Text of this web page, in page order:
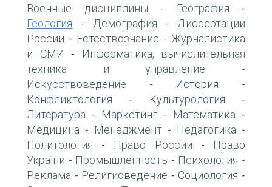
Военные дисциплины - География -
Геология - Демография -
Диссертации
России - Естествознание - Журналистика
и СМИ -
Информатика, вычислительная
техника и управление -
Искусствоведение - История -
Конфликтология - Культурология -
Литература - Маркетинг - Математика -
Медицина - Менеджмент - Педагогика -
Политология - Право России -
Право
України - Промышленность - Психология -
Реклама - Религиоведение - Социология -